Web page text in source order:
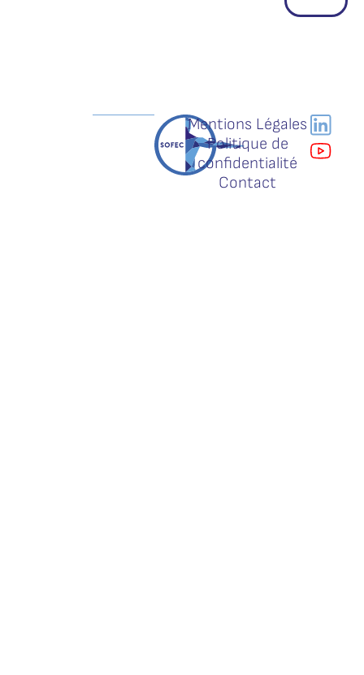
Mentions Légales
Politique de
confidentialité
Contact